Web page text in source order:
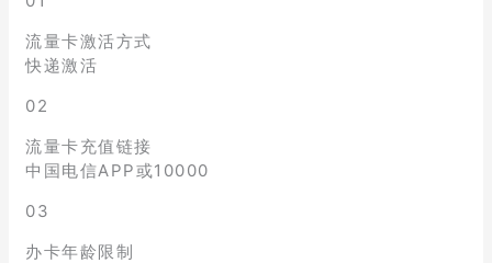
流量卡激活方式
快递激活
02
流量卡充值链接
中国电信APP或10000
03
办卡年龄限制